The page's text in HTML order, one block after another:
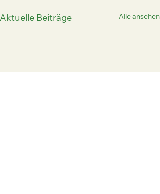
Aktuelle Beiträge Alle ansehen